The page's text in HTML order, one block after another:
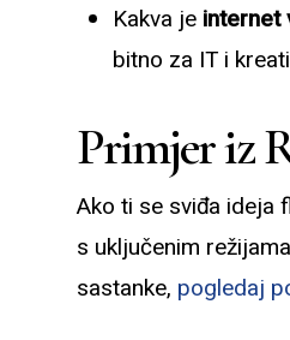
Kakva je internet
bitno za IT i
Primjer iz
Ako ti se sviđa ideja
s uključenim
sastanke, pogledaj